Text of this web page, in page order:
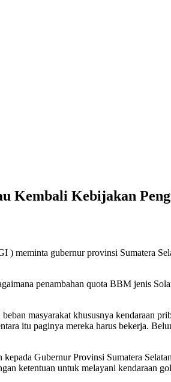
Kembali Kebijakan
meminta gubernur provinsi Sumatera
penambahan quota BBM jenis
masyarakat khususnya kendaraan
itu paginya mereka harus bekerja.
Gubernur Provinsi Sumatera
ketentuan untuk melayani kendaraan